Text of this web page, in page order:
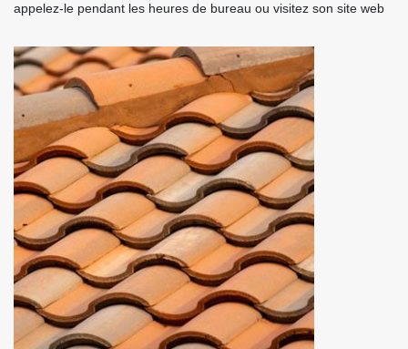
appelez-le pendant les heures de bureau ou visitez son site web